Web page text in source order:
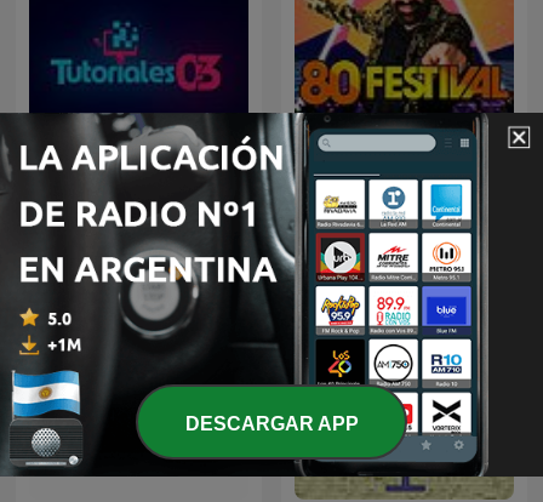
Tutoriales 03 80 Festival
DESCARGAR APP